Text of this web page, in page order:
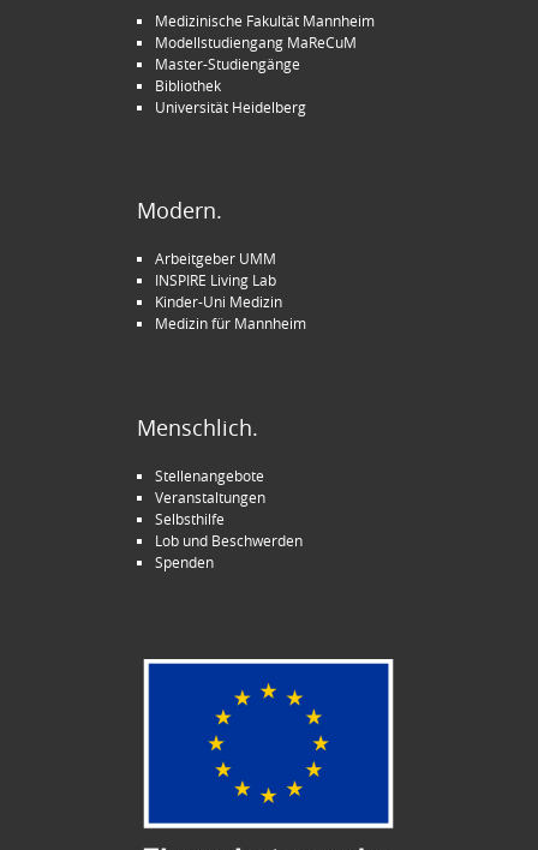
Medizinische Fakultät Mannheim
Modellstudiengang MaReCuM
Master-Studiengänge
Bibliothek
Universität Heidelberg
Modern.
Arbeitgeber UMM
INSPIRE Living Lab
Kinder-Uni Medizin
Medizin für Mannheim
Menschlich.
Stellenangebote
Veranstaltungen
Selbsthilfe
Lob und Beschwerden
Spenden